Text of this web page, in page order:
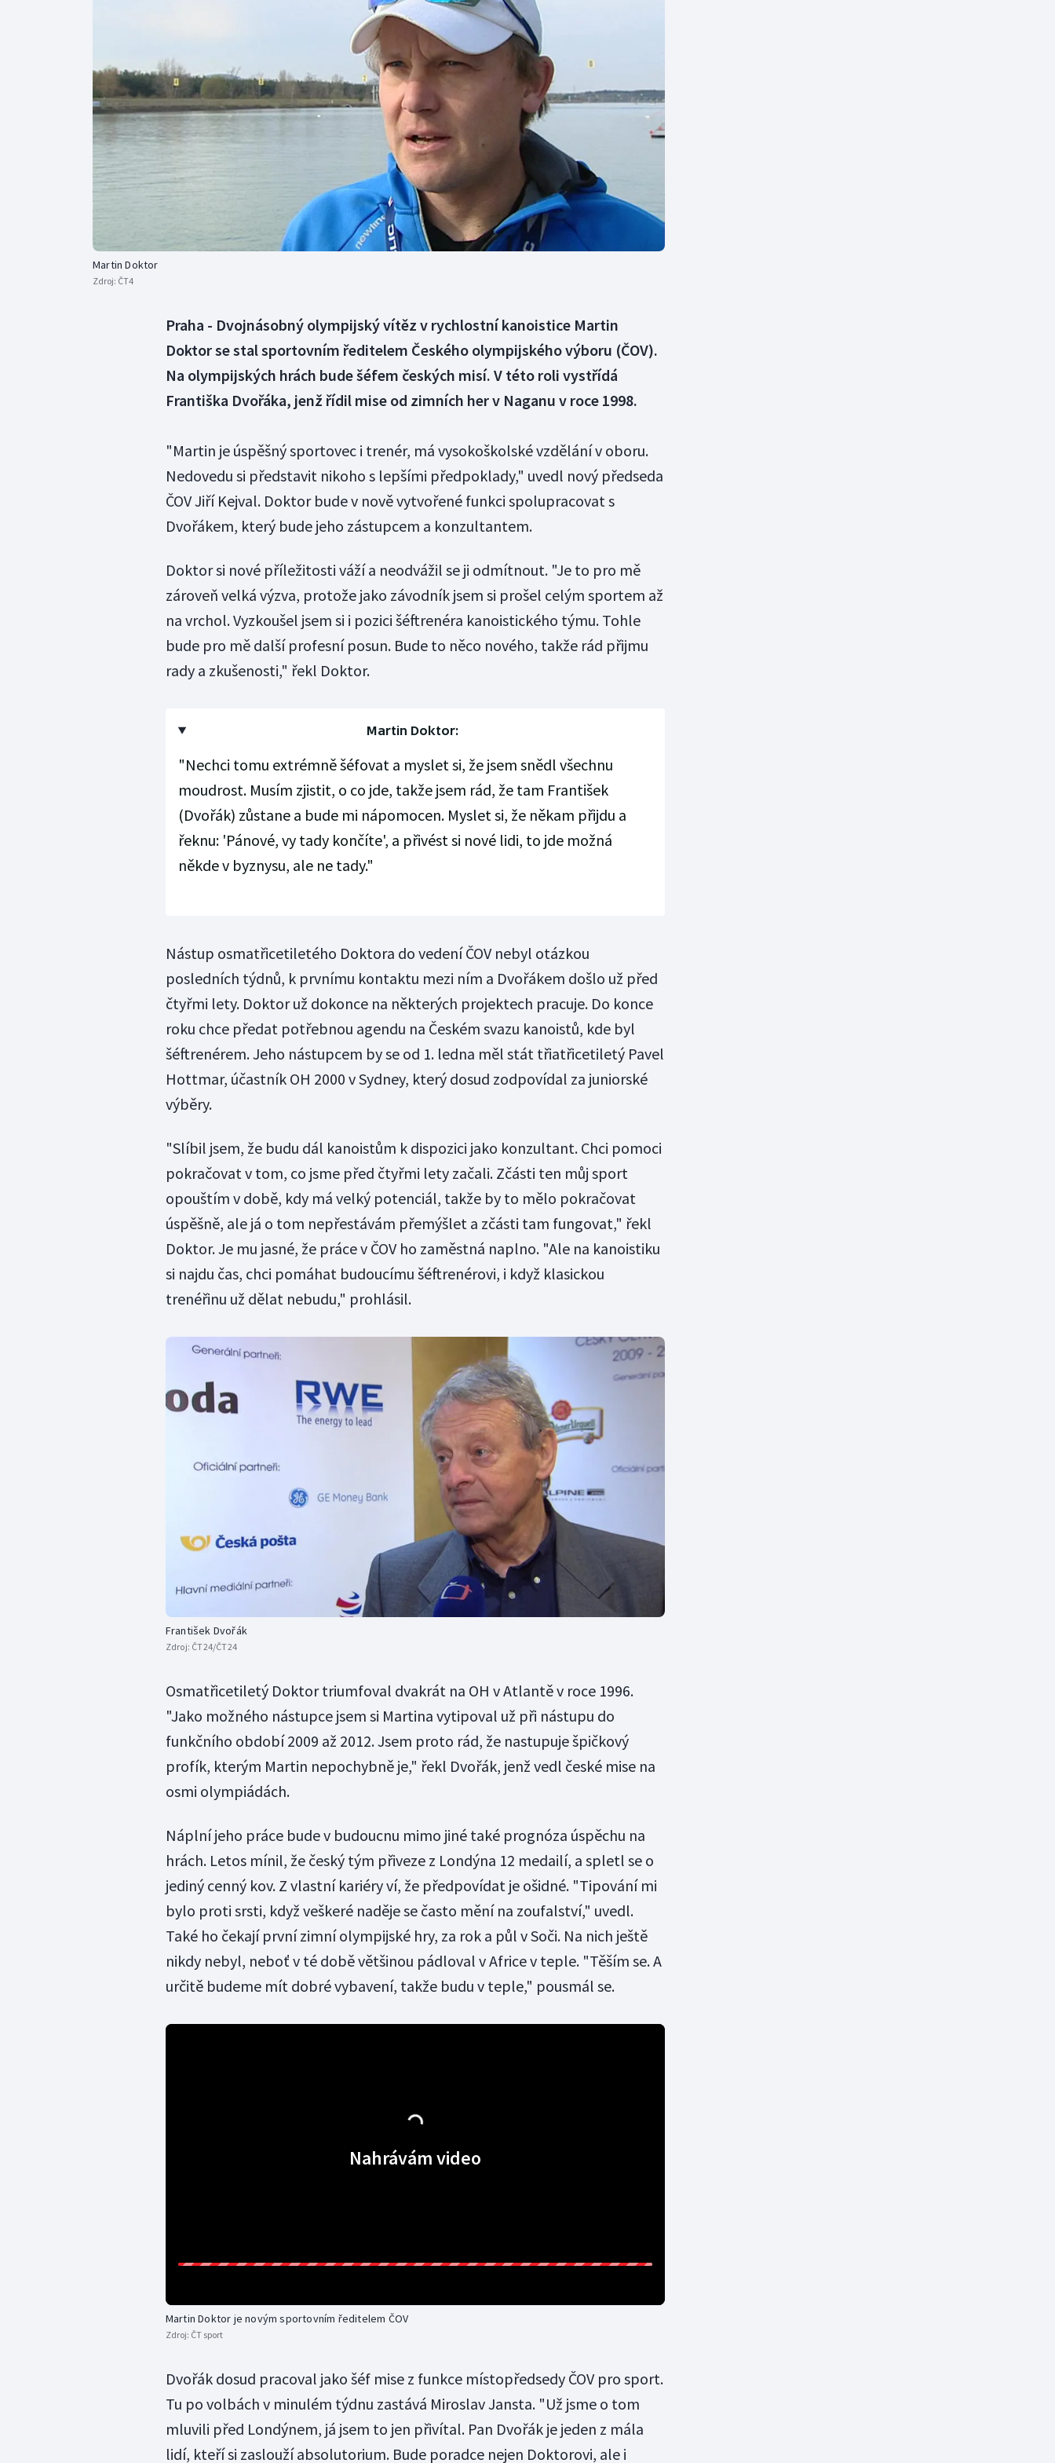
Florbal
Futsal
Gymnastika
Moderní pětiboj
Motorsport
Olympijské hry
Parasport
Plavání
Plážový volejbal
Martin Doktor
Zdroj: ČT4
Praha - Dvojnásobný olympijský vítěz v rychlostní kanoistice Martin
Doktor se stal sportovním ředitelem Českého olympijského výboru (ČOV).
Na olympijských hrách bude šéfem českých misí. V této roli vystřídá
Františka Dvořáka, jenž řídil mise od zimních her v Naganu v roce 1998.
"Martin je úspěšný sportovec i trenér, má vysokoškolské vzdělání v oboru.
Nedovedu si představit nikoho s lepšími předpoklady," uvedl nový předseda
ČOV Jiří Kejval. Doktor bude v nově vytvořené funkci spolupracovat s
Dvořákem, který bude jeho zástupcem a konzultantem.
Doktor si nové příležitosti váží a neodvážil se ji odmítnout. "Je to pro mě
zároveň velká výzva, protože jako závodník jsem si prošel celým sportem až
na vrchol. Vyzkoušel jsem si i pozici šéftrenéra kanoistického týmu. Tohle
bude pro mě další profesní posun. Bude to něco nového, takže rád přijmu
rady a zkušenosti," řekl Doktor.
Martin Doktor:
"Nechci tomu extrémně šéfovat a myslet si, že jsem snědl všechnu
moudrost. Musím zjistit, o co jde, takže jsem rád, že tam František
(Dvořák) zůstane a bude mi nápomocen. Myslet si, že někam přijdu a
řeknu: 'Pánové, vy tady končíte', a přivést si nové lidi, to jde možná
někde v byznysu, ale ne tady."
Nástup osmatřicetiletého Doktora do vedení ČOV nebyl otázkou
posledních týdnů, k prvnímu kontaktu mezi ním a Dvořákem došlo už před
čtyřmi lety. Doktor už dokonce na některých projektech pracuje. Do konce
roku chce předat potřebnou agendu na Českém svazu kanoistů, kde byl
šéftrenérem. Jeho nástupcem by se od 1. ledna měl stát třiatřicetiletý Pavel
Hottmar, účastník OH 2000 v Sydney, který dosud zodpovídal za juniorské
výběry.
"Slíbil jsem, že budu dál kanoistům k dispozici jako konzultant. Chci pomoci
pokračovat v tom, co jsme před čtyřmi lety začali. Zčásti ten můj sport
opouštím v době, kdy má velký potenciál, takže by to mělo pokračovat
úspěšně, ale já o tom nepřestávám přemýšlet a zčásti tam fungovat," řekl
Doktor. Je mu jasné, že práce v ČOV ho zaměstná naplno. "Ale na kanoistiku
si najdu čas, chci pomáhat budoucímu šéftrenérovi, i když klasickou
trenéřinu už dělat nebudu," prohlásil.
František Dvořák
Zdroj: ČT24/ČT24
Osmatřicetiletý Doktor triumfoval dvakrát na OH v Atlantě v roce 1996.
"Jako možného nástupce jsem si Martina vytipoval už při nástupu do
funkčního období 2009 až 2012. Jsem proto rád, že nastupuje špičkový
profík, kterým Martin nepochybně je," řekl Dvořák, jenž vedl české mise na
osmi olympiádách.
Náplní jeho práce bude v budoucnu mimo jiné také prognóza úspěchu na
hrách. Letos mínil, že český tým přiveze z Londýna 12 medailí, a spletl se o
jediný cenný kov. Z vlastní kariéry ví, že předpovídat je ošidné. "Tipování mi
bylo proti srsti, když veškeré naděje se často mění na zoufalství," uvedl.
Také ho čekají první zimní olympijské hry, za rok a půl v Soči. Na nich ještě
nikdy nebyl, neboť v té době většinou pádloval v Africe v teple. "Těším se. A
určitě budeme mít dobré vybavení, takže budu v teple," pousmál se.
Nahrávám video
Martin Doktor je novým sportovním ředitelem ČOV
Zdroj: ČT sport
Dvořák dosud pracoval jako šéf mise z funkce místopředsedy ČOV pro sport.
Tu po volbách v minulém týdnu zastává Miroslav Jansta. "Už jsme o tom
mluvili před Londýnem, já jsem to jen přivítal. Pan Dvořák je jeden z mála
lidí, kteří si zaslouží absolutorium. Bude poradce nejen Doktorovi, ale i